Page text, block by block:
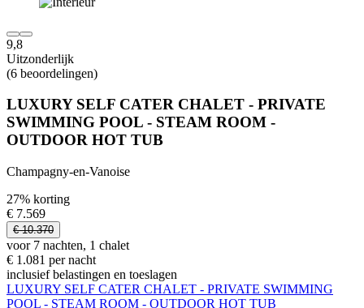
9,8
Uitzonderlijk
(6 beoordelingen)
LUXURY SELF CATER CHALET - PRIVATE
SWIMMING POOL - STEAM ROOM -
OUTDOOR HOT TUB
Champagny-en-Vanoise
27% korting
€ 7.569
€ 10.370
voor 7 nachten, 1 chalet
€ 1.081 per nacht
inclusief belastingen en toeslagen
LUXURY SELF CATER CHALET - PRIVATE SWIMMING
POOL - STEAM ROOM - OUTDOOR HOT TUB